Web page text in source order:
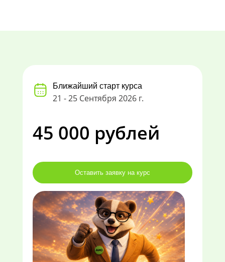
Ближайший старт курса
21 - 25 Сентября 2026 г.
45 000 рублей
Оставить заявку на курс